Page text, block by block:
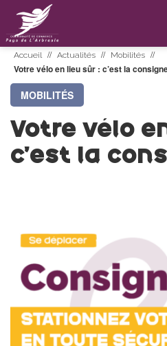
Accueil // Actualités // Mobilités //
Votre vélo en lieu sûr : c’est la
MOBILITÉS
Votre vélo
c’est la